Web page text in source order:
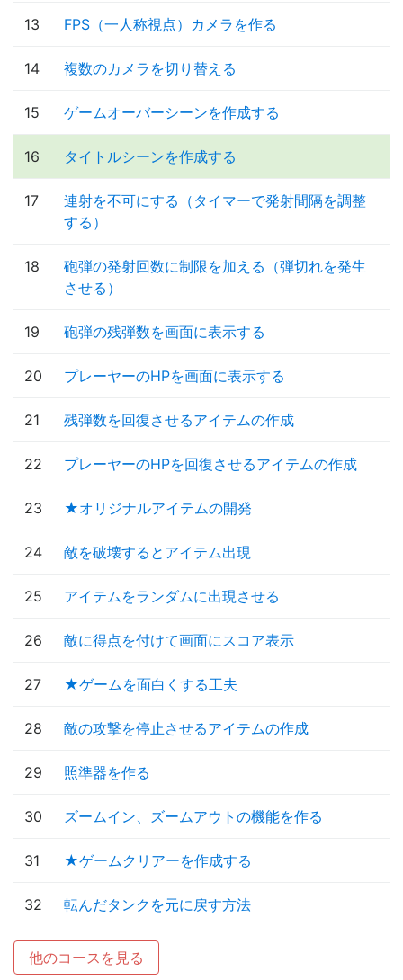
13 FPS（一人称視点）カメラを作る
14 複数のカメラを切り替える
15 ゲームオーバーシーンを作成する
16 タイトルシーンを作成する
17
連射を不可にする（タイマーで発射間隔を調整
する）
18
砲弾の発射回数に制限を加える（弾切れを発生
させる）
19 砲弾の残弾数を画面に表示する
20 プレーヤーのHPを画面に表示する
21 残弾数を回復させるアイテムの作成
22 プレーヤーのHPを回復させるアイテムの作成
23 ★オリジナルアイテムの開発
24 敵を破壊するとアイテム出現
25 アイテムをランダムに出現させる
26 敵に得点を付けて画面にスコア表示
27 ★ゲームを面白くする工夫
28 敵の攻撃を停止させるアイテムの作成
29 照準器を作る
30 ズームイン、ズームアウトの機能を作る
31 ★ゲームクリアーを作成する
32 転んだタンクを元に戻す方法
他のコースを見る